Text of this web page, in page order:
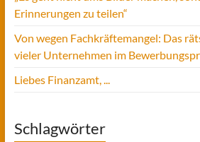
Erinnerungen zu teilen“
Von wegen Fachkräftemangel: Das
vieler Unternehmen im
Liebes Finanzamt, ...
Schlagwörter